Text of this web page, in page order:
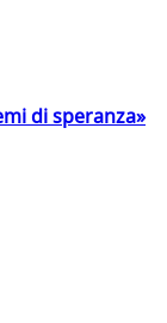
di speranza»